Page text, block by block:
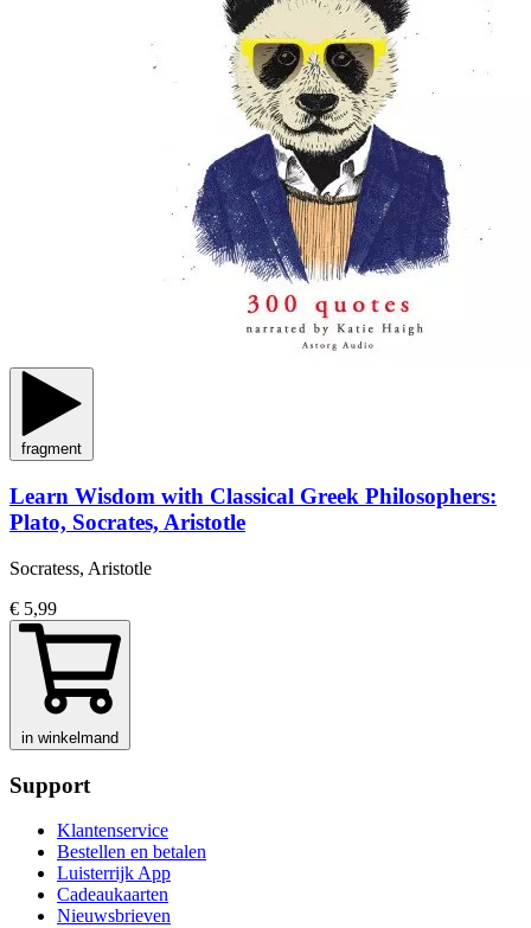
fragment
Learn Wisdom with Classical Greek Philosophers:
Plato, Socrates, Aristotle
Socratess, Aristotle
€ 5,99
in winkelmand
Support
Klantenservice
Bestellen en betalen
Luisterrijk App
Cadeaukaarten
Nieuwsbrieven